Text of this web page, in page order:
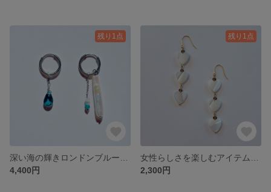
残り1点
4,400円
残り1点
2,300円